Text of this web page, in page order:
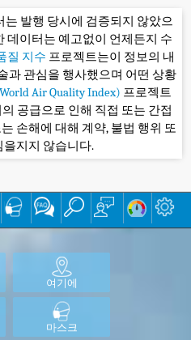
는 발행 당시에 검증되지 않았으
데이터는 예고없이 언제든지 수
질 지수 프로젝트는이 정보의 내
과 관심을 행사했으며 어떤 상황
Air Quality Index) 프로젝트
공급으로 인해 직접 또는 간접
손해에 대해 계약, 불법 행위 또
을지지 않습니다.
여기에
마스크